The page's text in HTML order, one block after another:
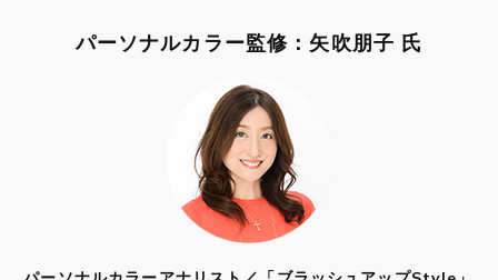
パーソナルカラー監修：矢吹朋子 氏